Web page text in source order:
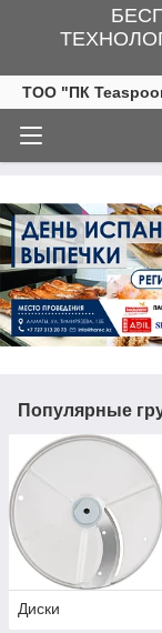
ТОО "ПК
Популярные
Диски